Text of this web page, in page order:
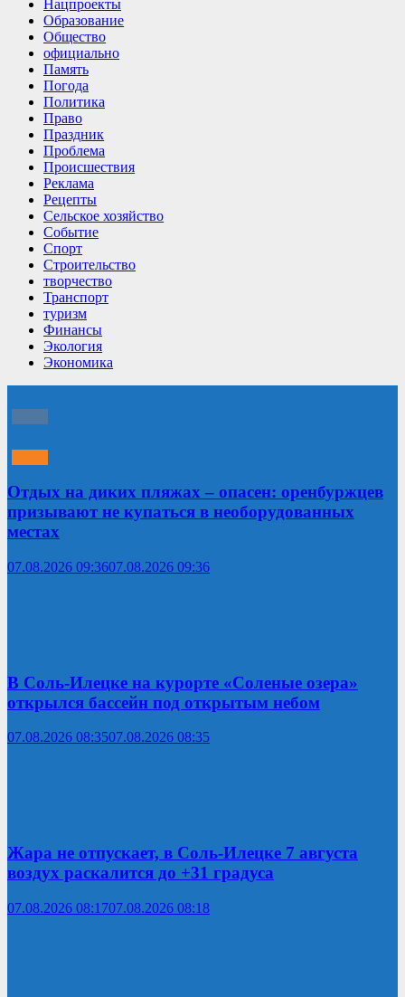
Нацпроекты
Образование
Общество
официально
Память
Погода
Политика
Право
Праздник
Проблема
Происшествия
Реклама
Рецепты
Сельское хозяйство
Событие
Спорт
Строительство
творчество
Транспорт
туризм
Финансы
Экология
Экономика
Отдых на диких пляжах – опасен: оренбуржцев
призывают не купаться в необорудованных
местах
07.08.2026 09:3607.08.2026 09:36
В Соль-Илецке на курорте «Соленые озера»
открылся бассейн под открытым небом
07.08.2026 08:3507.08.2026 08:35
Жара не отпускает, в Соль-Илецке 7 августа
воздух раскалится до +31 градуса
07.08.2026 08:1707.08.2026 08:18